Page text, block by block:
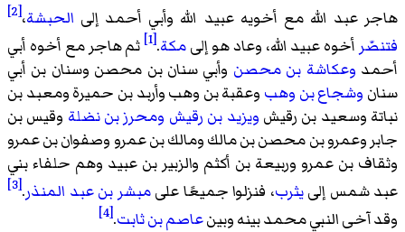
هاجر عبد الله مع أخويه عبيد الله وأبي أحمد إلى الحبشة،[2]
فتنصّر أخوه عبيد الله، وعاد هو إلىمكة.
[1]
ثم هاجر مع أخوه أبي
أحمد وعكاشة بن محصن وأبي سنان بن محصن وسنان بن أبي
سنان وشجاع بن وهب وعقبة بن وهب وأربد بن حميرة ومعبد بن
نباتة وسعيد بن رقيش ويزيد بن رقيش ومحرز بن نضلة وقيس بن
جابر وعمرو بن محصن بن مالك ومالك بن عمرو وصفوان بن عمرو
وثقاف بن عمرو وربيعة بن أكثم والزبير بن عبيد وهم حلفاء بني
عبد شمس إلىيثرب، فنزلوا جميعًا علىمبشر بن عبد المنذر.
[3]
وقد آخى النبي محمد بينه وبينعاصم بن ثابت.
[4]